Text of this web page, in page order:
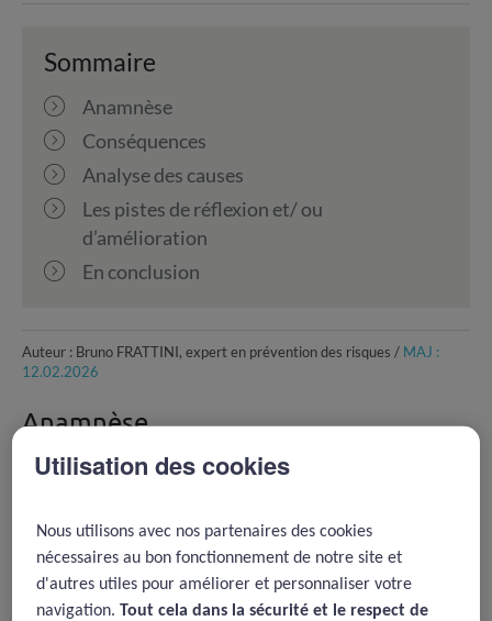
Sommaire
Anamnèse
Conséquences
Analyse des causes
Les pistes de réflexion et/ ou
d’amélioration
En conclusion
Auteur : Bruno FRATTINI, expert en prévention des risques / MAJ :
12.02.2026
Anamnèse
Lors de l’interrogatoire, le spécialiste ne retrouve pas
qu’elle a la sensation d’une baisse d’acuité auditive
plutôt à droite. Il retient également que la patiente a
accouché 4 mois plus tôt.
Utilisation des cookies
Nous utilisons avec nos partenaires des cookies
nécessaires au bon fonctionnement de notre site et
d'autres utiles pour améliorer et personnaliser votre
navigation.Tout cela dans la sécurité et le respect de